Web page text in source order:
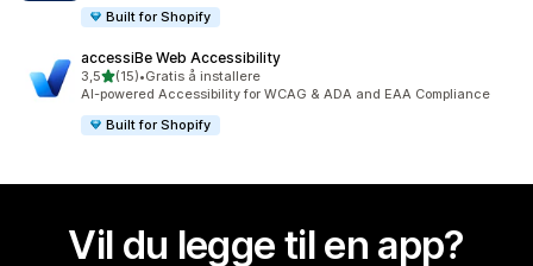
Built for Shopify
accessiBe Web Accessibility
3,5av 5 stjerner
(15)
Totalt 15 omtaler
•Gratis å installere
AI-powered Accessibility for WCAG & ADA and EAA Compliance
Built for Shopify
Vil du legge til en app?